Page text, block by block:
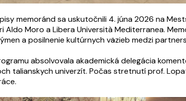
memoránd sa uskutočnili 4. júna 2026 na
Aldo Moro a Libera Università Mediterranea.
a posilnenie kultúrnych väzieb medzi
absolvovala akademická delegácia
talianskych univerzít. Počas stretnutí prof.